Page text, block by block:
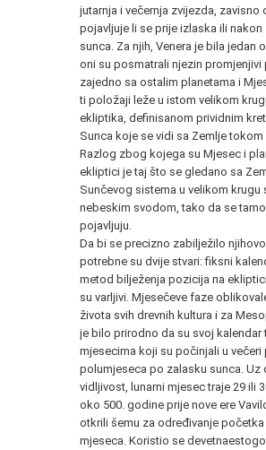
jutarnja i večernja zvijezda, zavisno
pojavljuje li se prije izlaska ili nakon
sunca. Za njih, Venera je bila jedan
oni su posmatrali njezin promjenjivi
zajedno sa ostalim planetama i
ti položaji leže u istom velikom
ekliptika, definisanom prividnim
Sunca koje se vidi sa Zemlje tokom
Razlog zbog kojega su Mjesec i
ekliptici je taj što se gledano sa
Sunčevog sistema u velikom krugu
nebeskim svodom, tako da se
pojavljuju.
Da bi se precizno zabilježilo
potrebne su dvije stvari: fiksni
metod bilježenja pozicija na
su varljivi. Mjesečeve faze
života svih drevnih kultura i za
je bilo prirodno da su svoj kalendar
mjesecima koji su počinjali u večeri
polumjeseca po zalasku sunca. Uz
vidljivost, lunarni mjesec traje 29 ili
oko 500. godine prije nove ere
otkrili šemu za određivanje
mjeseca. Koristio se